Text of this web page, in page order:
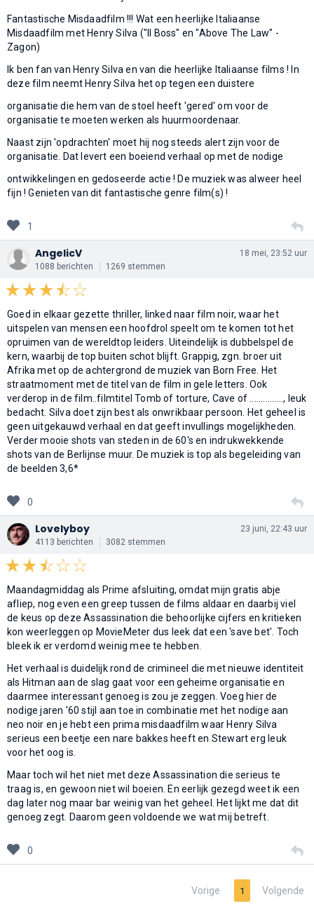
Fantastische Misdaadfilm !!! Wat een heerlijke Italiaanse
Misdaadfilm met Henry Silva ("Il Boss" en "Above The Law" -
Zagon)
Ik ben fan van Henry Silva en van die heerlijke Italiaanse films ! In
deze film neemt Henry Silva het op tegen een duistere
organisatie die hem van de stoel heeft 'gered' om voor de
organisatie te moeten werken als huurmoordenaar.
Naast zijn 'opdrachten' moet hij nog steeds alert zijn voor de
organisatie. Dat levert een boeiend verhaal op met de nodige
ontwikkelingen en gedoseerde actie ! De muziek was alweer heel
fijn ! Genieten van dit fantastische genre film(s) !
1
AngelicV
1088 berichten 1269 stemmen
18 mei, 23:52 uur
Goed in elkaar gezette thriller, linked naar film noir, waar het
uitspelen van mensen een hoofdrol speelt om te komen tot het
opruimen van de wereldtop leiders. Uiteindelijk is dubbelspel de
kern, waarbij de top buiten schot blijft. Grappig, zgn. broer uit
Afrika met op de achtergrond de muziek van Born Free. Het
straatmoment met de titel van de film in gele letters. Ook
verderop in de film..filmtitel Tomb of torture, Cave of ..............., leuk
bedacht. Silva doet zijn best als onwrikbaar persoon. Het geheel is
geen uitgekauwd verhaal en dat geeft invullings mogelijkheden.
Verder mooie shots van steden in de 60's en indrukwekkende
shots van de Berlijnse muur. De muziek is top als begeleiding van
de beelden 3,6*
0
Lovelyboy
4113 berichten 3082 stemmen
23 juni, 22:43 uur
Maandagmiddag als Prime afsluiting, omdat mijn gratis abje
afliep, nog even een greep tussen de films aldaar en daarbij viel
de keus op deze Assassination die behoorlijke cijfers en kritieken
kon weerleggen op MovieMeter dus leek dat een 'save bet'. Toch
bleek ik er verdomd weinig mee te hebben.
Het verhaal is duidelijk rond de crimineel die met nieuwe identiteit
als Hitman aan de slag gaat voor een geheime organisatie en
daarmee interessant genoeg is zou je zeggen. Voeg hier de
nodige jaren '60 stijl aan toe in combinatie met het nodige aan
neo noir en je hebt een prima misdaadfilm waar Henry Silva
serieus een beetje een nare bakkes heeft en Stewart erg leuk
voor het oog is.
Maar toch wil het niet met deze Assassination die serieus te
traag is, en gewoon niet wil boeien. En eerlijk gezegd weet ik een
dag later nog maar bar weinig van het geheel. Het lijkt me dat dit
genoeg zegt. Daarom geen voldoende we wat mij betreft.
0
Vorige 1 Volgende